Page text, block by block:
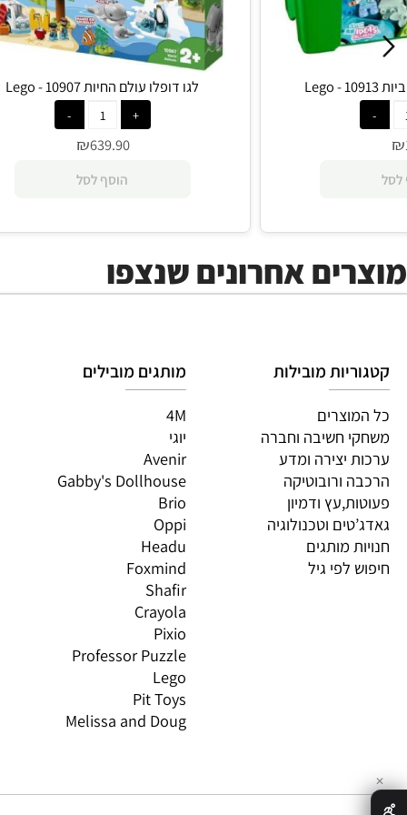
לגו דופלו עולם החיות 10907 - Lego
הוסף לסל
מובילות
חשיבה וחברה
יצירה ומדע
ורובוטיקה
ודמיון
מותגים מובילים
Avenir
Gabby's Dollhouse
Headu
Foxmind
Shafir
Crayola
Professor Puzzle
Melissa and Doug